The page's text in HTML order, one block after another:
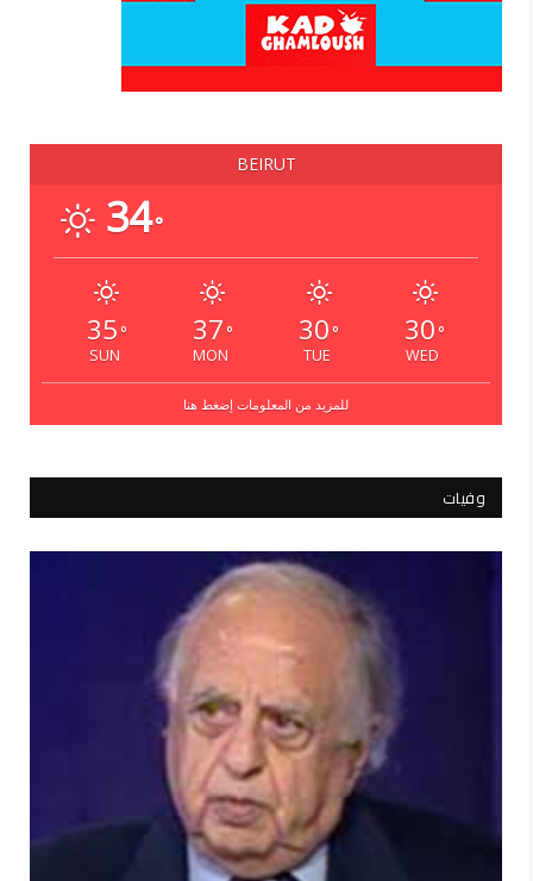
BEIRUT
34°
35 °
SUN
37 °
MON
30 °
TUE
30 °
WED
للمزيد من المعلومات إضغط هنا
وفيات